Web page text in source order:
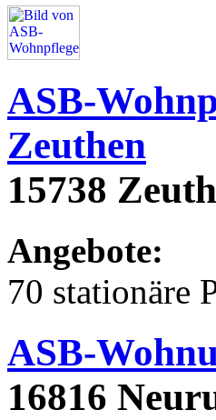
ASB-
Zeuthen
15738
Angebote:
70 stationäre
ASB-
16816